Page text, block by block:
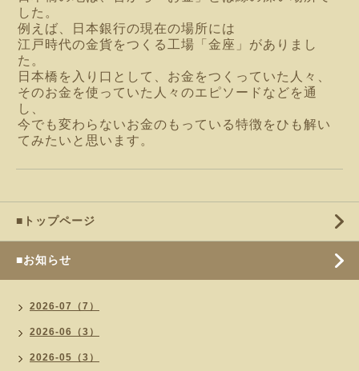
した。
例えば、日本銀行の現在の場所には
江戸時代の金貨をつくる工場「金座」がありまし
た。
日本橋を入り口として、お金をつくっていた人々、
そのお金を使っていた人々のエピソードなどを通
し、
今でも変わらないお金のもっている特徴をひも解い
てみたいと思います。
■トップページ
■お知らせ
2026-07（7）
2026-06（3）
2026-05（3）